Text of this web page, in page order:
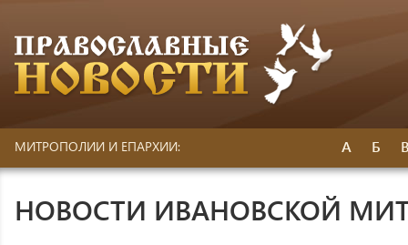
МИТРОПОЛИИ И ЕПАРХИИ: А Б
НОВОСТИ ИВАНОВСКОЙ